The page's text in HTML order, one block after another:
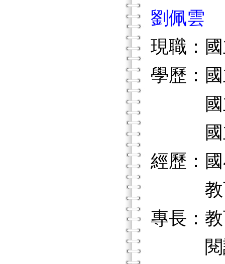
劉佩雲
現職：
學歷：
國立
國立
經歷：
教育
專長：
閱讀